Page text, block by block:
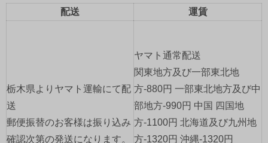
配送
運賃
栃木県よりヤマト運輸にて配
送
郵便振替のお客様は振り込み
確認次第の発送になります。
ヤマト通常配送
関東地方及び一部東北地
方-880円 一部東北地方及び中
部地方-990円 中国 四国地
方-1100円 北海道及び九州地
方-1320円 沖縄-1320円